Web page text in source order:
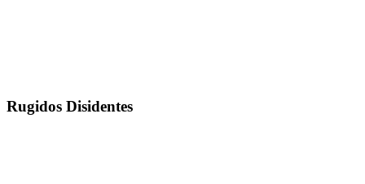
Rugidos Disidentes